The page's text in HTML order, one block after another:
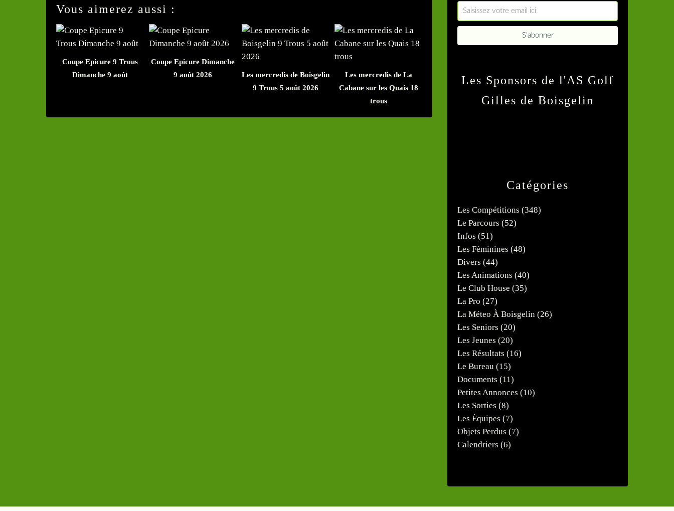
Vous aimerez aussi :
Coupe Epicure 9 Trous
Dimanche 9 août
Coupe Epicure Dimanche
9 août 2026
Les mercredis de Boisgelin
9 Trous 5 août 2026
Les mercredis de La
Cabane sur les Quais 18
trous
Catégories
Les Compétitions (348)
Le Parcours (52)
Infos (51)
Les Féminines (48)
Divers (44)
Les Animations (40)
Le Club House (35)
La Pro (27)
La Méteo À Boisgelin (26)
Les Seniors (20)
Les Jeunes (20)
Les Résultats (16)
Le Bureau (15)
Documents (11)
Petites Annonces (10)
Les Sorties (8)
Les Équipes (7)
Objets Perdus (7)
Calendriers (6)
Les Sponsors de l'AS Golf
Gilles de Boisgelin